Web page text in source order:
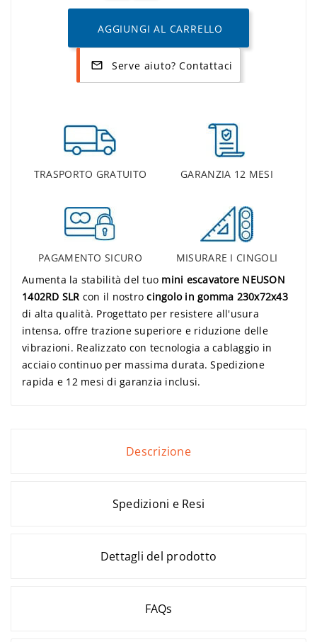
AGGIUNGI AL CARRELLO
mail_outline Serve aiuto? Contattaci
TRASPORTO GRATUITO GARANZIA 12 MESI
PAGAMENTO SICURO
MISURARE I CINGOLI
Aumenta la stabilità del tuo mini escavatore NEUSON
1402RD SLR con il nostrocingolo in gomma 230x72x43
di alta qualità. Progettato per resistere all'usura
intensa, offre trazione superiore e riduzione delle
vibrazioni. Realizzato con tecnologia a cablaggio in
acciaio continuo per massima durata. Spedizione
rapida e 12 mesi di garanzia inclusi.
Descrizione
Spedizioni e Resi
Dettagli del prodotto
FAQs